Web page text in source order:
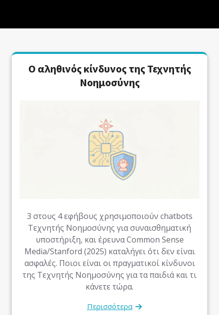
Ο αληθινός κίνδυνος της Τεχνητής
Νοημοσύνης
3 στους 4 εφήβους χρησιμοποιούν chatbots
Τεχνητής Νοημοσύνης για συναισθηματική
υποστήριξη, και έρευνα Common Sense
Media/Stanford (2025) καταλήγει ότι δεν είναι
ασφαλές. Ποιοι είναι οι πραγματικοί κίνδυνοι
της Τεχνητής Νοημοσύνης για τα παιδιά και τι
κάνετε τώρα.
Περισσότερα